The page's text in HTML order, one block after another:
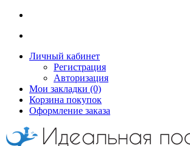
Личный кабинет
Регистрация
Авторизация
Мои закладки (0)
Корзина покупок
Оформление заказа